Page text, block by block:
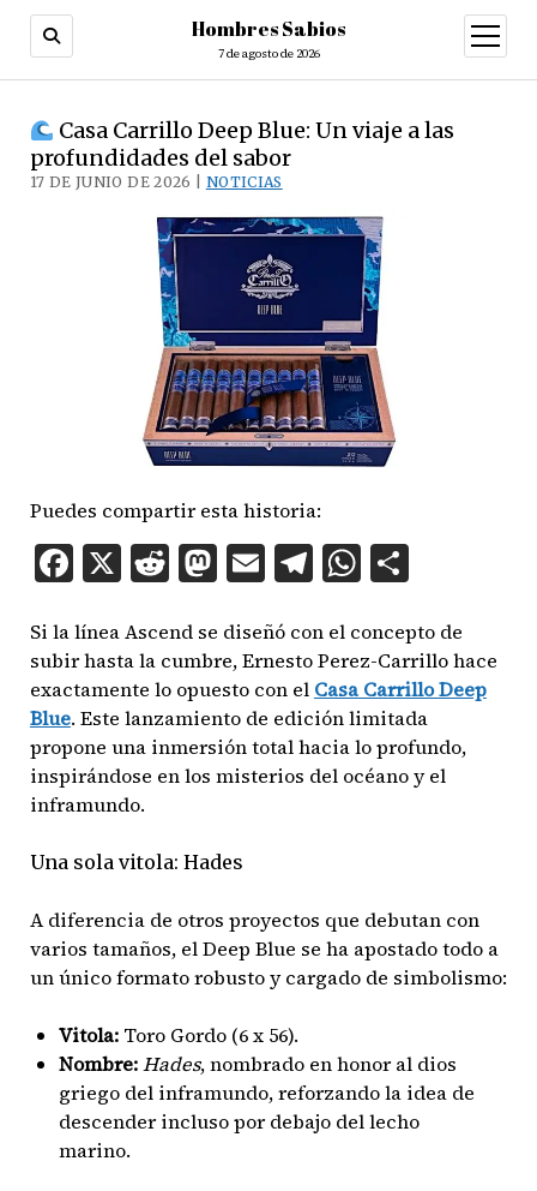
Hombres Sabios
7 de agosto de 2026
abrir
menú
Casa Carrillo Deep Blue: Un viaje a las
profundidades del sabor
17 DE JUNIO DE 2026 | NOTICIAS
Puedes compartir esta historia:
Facebook
X Reddit
Mastodon
EmailTelegram
Si la línea Ascend se diseñó con el concepto de
subir hasta la cumbre, Ernesto Perez-Carrillo hace
exactamente lo opuesto con el Casa Carrillo Deep
Blue. Este lanzamiento de edición limitada
propone una inmersión total hacia lo profundo,
inspirándose en los misterios del océano y el
inframundo.
Una sola vitola: Hades
A diferencia de otros proyectos que debutan con
varios tamaños, el Deep Blue se ha apostado todo a
un único formato robusto y cargado de simbolismo:
Vitola:Toro Gordo (6 x 56).
Nombre:Hades, nombrado en honor al dios
griego del inframundo, reforzando la idea de
descender incluso por debajo del lecho
marino.